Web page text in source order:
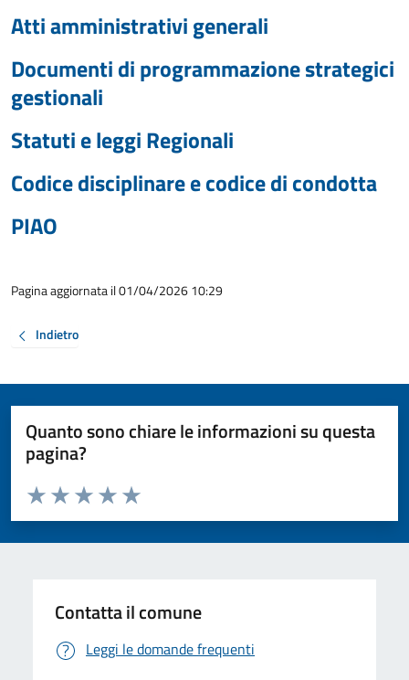
Atti amministrativi generali
Documenti di programmazione strategici
gestionali
Statuti e leggi Regionali
Codice disciplinare e codice di condotta
PIAO
Pagina aggiornata il 01/04/2026 10:29
Indietro
Quanto sono chiare le informazioni su questa
pagina?
Valuta da 1 a 5 stelle la pagina
Valuta 5 stelle su 5
Valuta 4 stelle su 5
Valuta 3 stelle su 5
Valuta 2 stelle su 5
Valuta 1 stelle su 5
Contatta il comune
Leggi le domande frequenti